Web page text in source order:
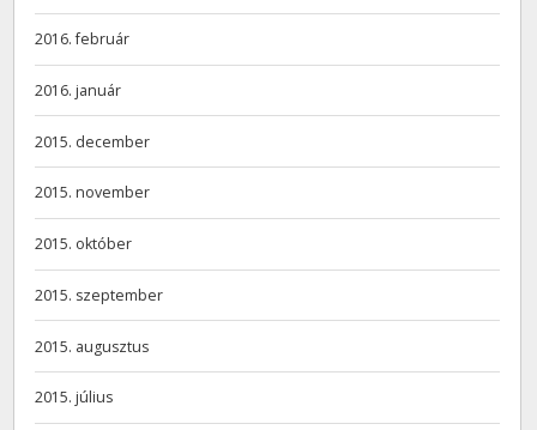
2016. február
2016. január
2015. december
2015. november
2015. október
2015. szeptember
2015. augusztus
2015. július